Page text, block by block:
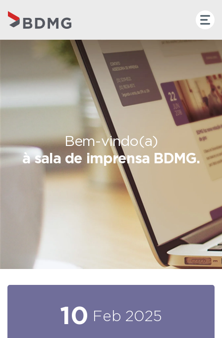
Bem-vindo(a)
à sala de imprensa BDMG.
10 Feb 2025